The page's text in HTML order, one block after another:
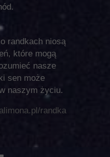
randka
randkach niosą
które mogą
nasze
sen może
naszym życiu.